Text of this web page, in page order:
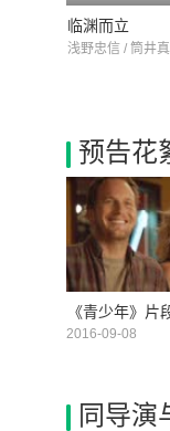
临渊而立
浅野忠信 / 筒井
预告花
2016-09-08
同导演